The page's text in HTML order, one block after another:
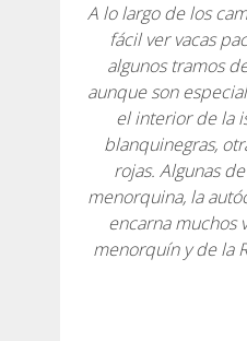
7 ETAPAS
6 ETAPAS
SELECCIÓN DE ETAPAS
A lo largo de los
fácil ver vacas
algunos tramos
aunque son
el interior de la
blanquinegras,
rojas. Algunas
menorquina, la
encarna muchos
menorquín y de la